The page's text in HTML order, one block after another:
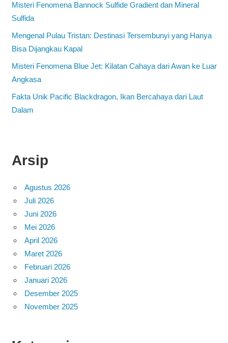
Misteri Fenomena Bannock Sulfide Gradient dan Mineral
Sulfida
Mengenal Pulau Tristan: Destinasi Tersembunyi yang Hanya
Bisa Dijangkau Kapal
Misteri Fenomena Blue Jet: Kilatan Cahaya dari Awan ke Luar
Angkasa
Fakta Unik Pacific Blackdragon, Ikan Bercahaya dari Laut
Dalam
Arsip
Agustus 2026
Juli 2026
Juni 2026
Mei 2026
April 2026
Maret 2026
Februari 2026
Januari 2026
Desember 2025
November 2025